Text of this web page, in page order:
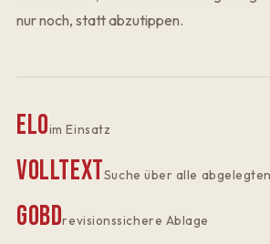
nur noch, statt abzutippen.
ELOim Einsatz
VolltextSuche über alle
GoBDrevisionssichere Ablage